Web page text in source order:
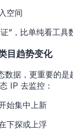
空间
”，比单纯看工具
目趋势变化
数据，更重要的是
IP 去监控：
始集中上新
下探或上浮